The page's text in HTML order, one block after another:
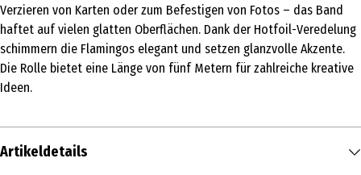
Verzieren von Karten oder zum Befestigen von Fotos – das Band
haftet auf vielen glatten Oberflächen. Dank der Hotfoil-Veredelung
schimmern die Flamingos elegant und setzen glanzvolle Akzente.
Die Rolle bietet eine Länge von fünf Metern für zahlreiche kreative
Ideen.
Artikeldetails